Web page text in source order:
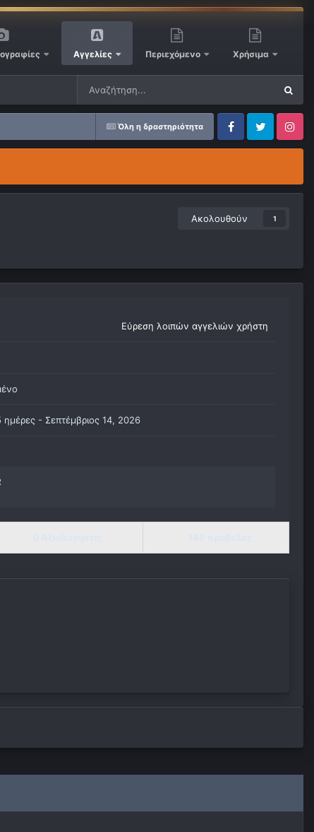
Αγγελίες Περιεχόμενο Χρήσιμα
Όλη η δραστηριότητα
FacebookTwitter Instagram
Ακολουθούν 1
Εύρεση λοιπών αγγελιών χρήστη
ημέρες -Σεπτέμβριος 14, 2026